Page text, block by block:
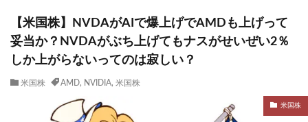
【米国株】NVDAがAIで爆上げでAMDも上げって
妥当か？NVDAがぶち上げてもナスがせいぜい2％
しか上がらないってのは寂しい？
米国株 AMD, NVIDIA, 米国株
米国株